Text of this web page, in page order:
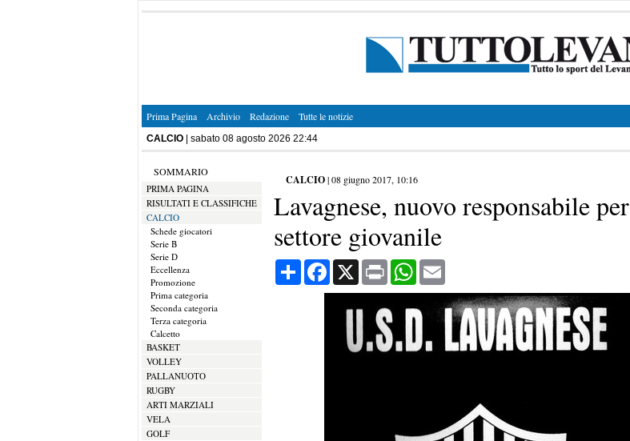
Prima Pagina Archivio Redazione Tutte le notizie
CALCIO | sabato 08 agosto 2026 22:44
SOMMARIO
PRIMA PAGINA
RISULTATI E CLASSIFICHE
CALCIO
Schede giocatori
Serie B
Serie D
Eccellenza
Promozione
Prima categoria
Seconda categoria
Terza categoria
Calcetto
BASKET
VOLLEY
PALLANUOTO
RUGBY
ARTI MARZIALI
VELA
GOLF
CALCIO|08 giugno 2017, 10:16
Lavagnese, nuovo responsabile per
settore giovanile
CondividiFacebook
X Print WhatsApp